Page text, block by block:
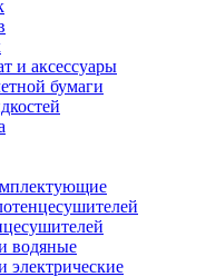
и аксессуары
бумаги
водяные
электрические